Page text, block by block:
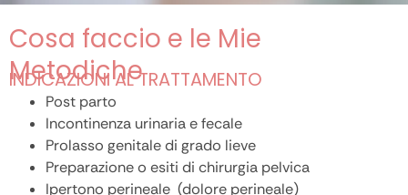
Cosa faccio e le Mie
Metodiche
INDICAZIONI AL TRATTAMENTO
Post parto
Incontinenza urinaria e fecale
Prolasso genitale di grado lieve
Preparazione o esiti di chirurgia pelvica
Ipertono perineale (dolore perineale)